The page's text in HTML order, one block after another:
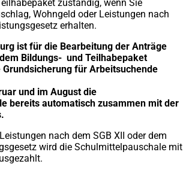
zuständig, wenn Sie
Wohngeld oder Leistungen nach
erhalten.
ist für die Bearbeitung der Anträge
Bildungs- und Teilhabepaket
Grundsicherung für Arbeitsuchende
und im August die
bereits automatisch zusammen mit der
nach dem SGB XII oder dem
wird die Schulmittelpauschale mit